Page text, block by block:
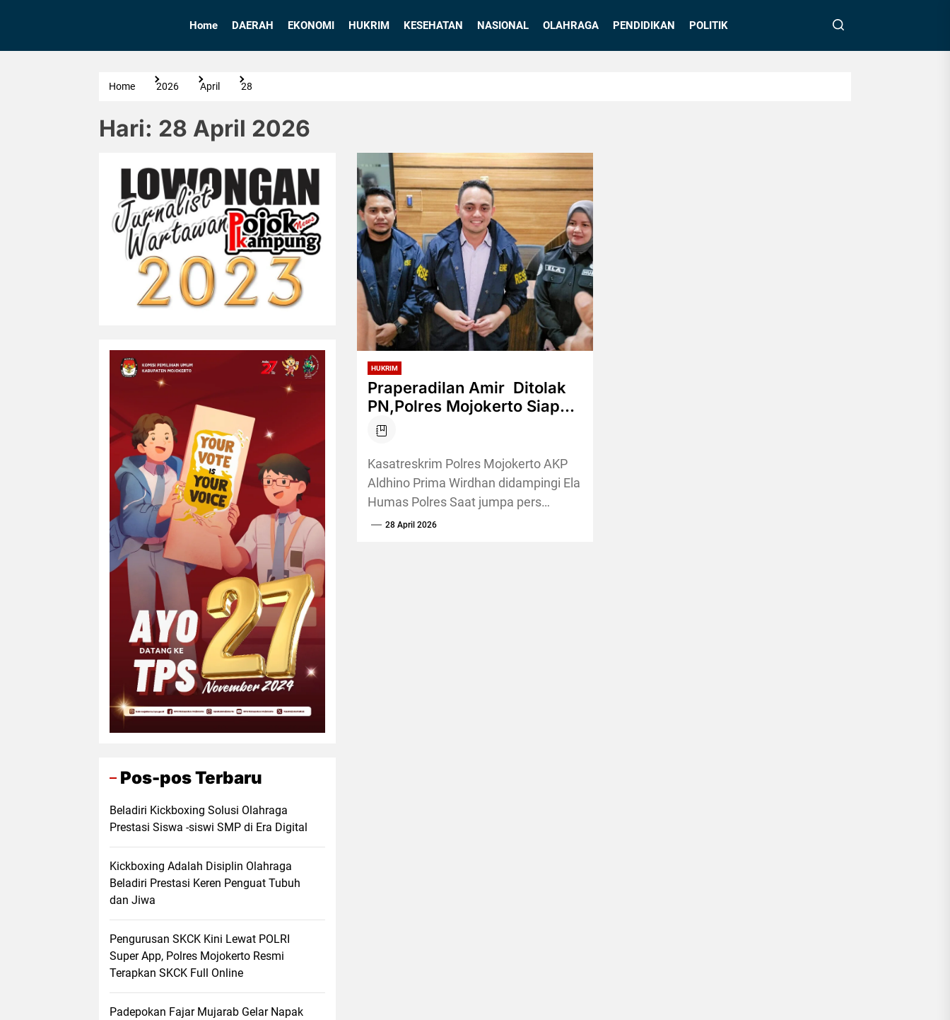
Home DAERAH EKONOMI HUKRIM KESEHATAN NASIONAL OLAHRAGA PENDIDIKAN POLITIK
Home 2026 April 28
Hari: 28 April 2026
HUKRIM
Praperadilan Amir Ditolak
PN,Polres Mojokerto Siap
Limpahkan Kasus Oknum
Wartawan ke Jaksa
Kasatreskrim Polres Mojokerto AKP
Aldhino Prima Wirdhan didampingi Ela
Humas Polres Saat jumpa pers
bersama awak
28 April 2026
Pos-pos Terbaru
Beladiri Kickboxing Solusi Olahraga
Prestasi Siswa -siswi SMP di Era Digital
Kickboxing Adalah Disiplin Olahraga
Beladiri Prestasi Keren Penguat Tubuh
dan Jiwa
Pengurusan SKCK Kini Lewat POLRI
Super App, Polres Mojokerto Resmi
Terapkan SKCK Full Online
Padepokan Fajar Mujarab Gelar Napak